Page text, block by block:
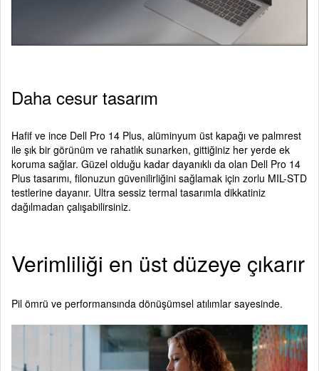
Daha cesur tasarım
Hafif ve ince Dell Pro 14 Plus, alüminyum üst kapağı ve palmrest
ile şık bir görünüm ve rahatlık sunarken, gittiğiniz her yerde ek
koruma sağlar. Güzel olduğu kadar dayanıklı da olan Dell Pro 14
Plus tasarımı, filonuzun güvenilirliğini sağlamak için zorlu MIL-STD
testlerine dayanır. Ultra sessiz termal tasarımla dikkatiniz
dağılmadan çalışabilirsiniz.
Verimliliği en üst düzeye çıkarır
Pil ömrü ve performansında dönüşümsel atılımlar sayesinde.